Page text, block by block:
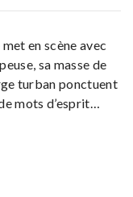
en scène avec
sa masse de
turban ponctuent
mots d’esprit…